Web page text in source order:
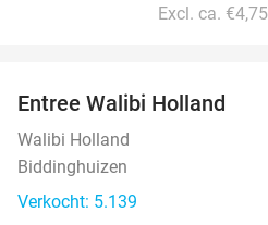
Excl. ca.
Entree Walibi Holland
Walibi Holland
Biddinghuizen
Verkocht: 5.139